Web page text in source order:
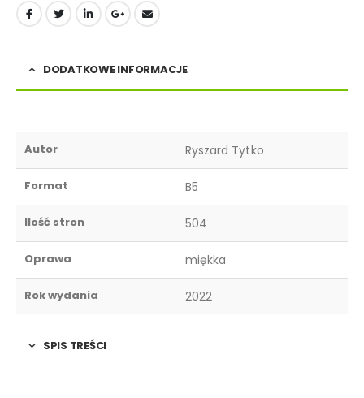
DODATKOWE INFORMACJE
Autor Ryszard Tytko
Format B5
Ilość stron 504
Oprawa miękka
Rok wydania 2022
SPIS TREŚCI